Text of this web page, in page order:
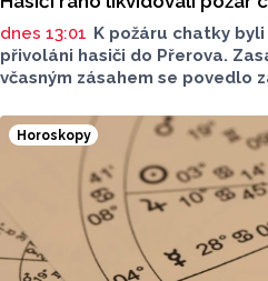
dnes 13:01 K požáru chatky
přivoláni hasiči do Přerova.
včasným zásahem se povedlo
Horoskopy